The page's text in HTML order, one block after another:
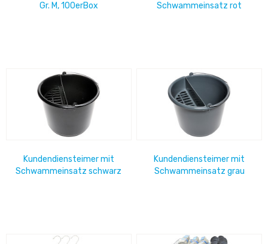
Gr. M, 100erBox
Schwammeinsatz rot
Kundendiensteimer mit
Schwammeinsatz schwarz
Kundendiensteimer mit
Schwammeinsatz grau